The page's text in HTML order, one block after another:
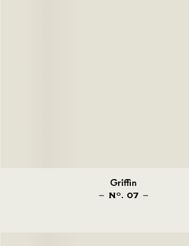
Griffin
NO . 07